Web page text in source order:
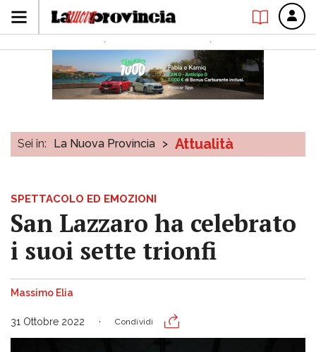
Sei in: La Nuova Provincia > Attualità
SPETTACOLO ED EMOZIONI
San Lazzaro ha celebrato
i suoi sette trionfi
Massimo Elia
31 Ottobre 2022 Condividi